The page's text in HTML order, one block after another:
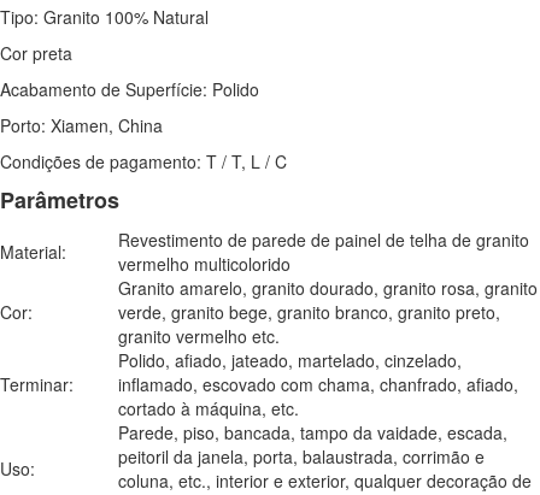
Tipo: Granito 100% Natural
Cor preta
Acabamento de Superfície: Polido
Porto: Xiamen, China
Condições de pagamento: T / T, L / C
Parâmetros
Material:
Revestimento de parede de painel de telha de granito
vermelho multicolorido
Cor:
Granito amarelo, granito dourado, granito rosa, granito
verde, granito bege, granito branco, granito preto,
granito vermelho etc.
Terminar:
Polido, afiado, jateado, martelado, cinzelado,
inflamado, escovado com chama, chanfrado, afiado,
cortado à máquina, etc.
Uso:
Parede, piso, bancada, tampo da vaidade, escada,
peitoril da janela, porta, balaustrada, corrimão e
coluna, etc., interior e exterior, qualquer decoração de